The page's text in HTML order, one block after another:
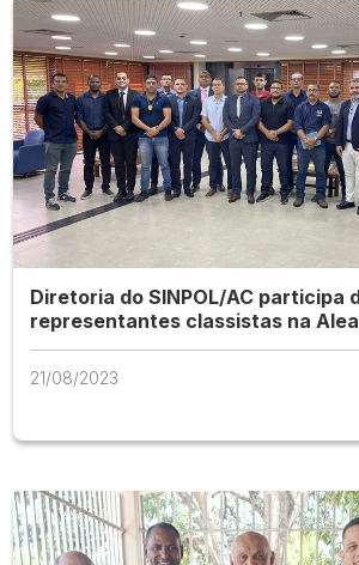
Diretoria do SINPOL/AC participa
representantes classistas na
21/08/2023